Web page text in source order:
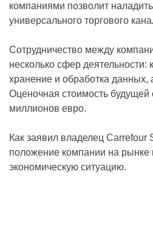
компаниями позволит
универсального торгового
Сотрудничество между
несколько сфер деятельности:
хранение и обработка данных,
Оценочная стоимость будущей
миллионов евро.
Как заявил владелец Carrefour
положение компании на рынке
экономическую ситуацию.